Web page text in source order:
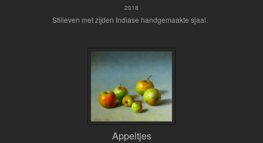
2018
Stilleven met zijden Indiase handgemaakte sjaal.
Appeltjes